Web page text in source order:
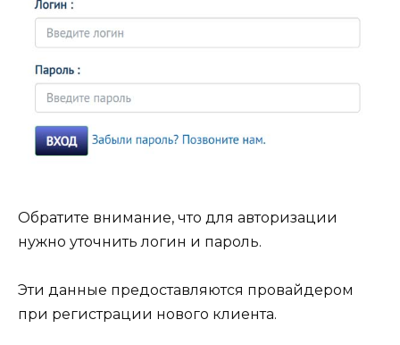
Обратите внимание, что для авторизации
нужно уточнить логин и пароль.
Эти данные предоставляются провайдером
при регистрации нового клиента.